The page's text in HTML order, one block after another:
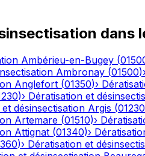
dans
Ambérieu-en-Bugey (
Ambronay (01500)›
Anglefort (01350)›
)› Dératisation et
désinsectisation Argis (01230
Artemare (01510)›
Attignat (01340)›
)› Dératisation et